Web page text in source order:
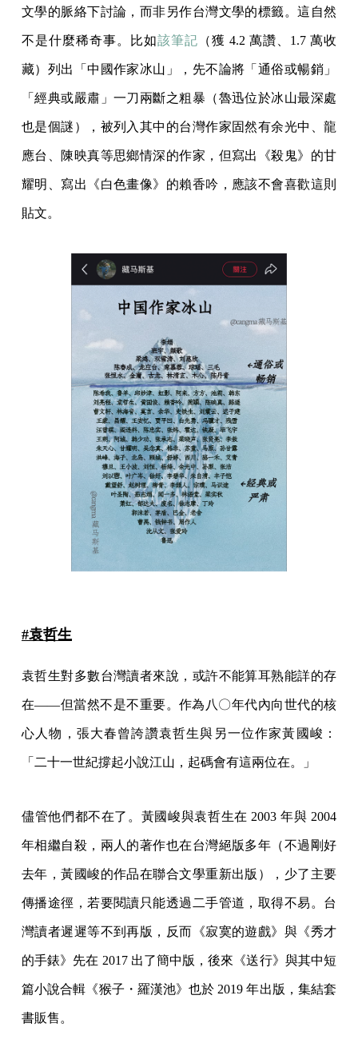
文學的脈絡下討論，而非另作台灣文學的標籤。這自然
不是什麼稀奇事。比如該筆記 （獲 4.2 萬讚、1.7 萬收
藏）列出「中國作家冰山」，先不論將「通俗或暢銷」
「經典或嚴肅」一刀兩斷之粗暴（魯迅位於冰山最深處
也是個謎），被列入其中的台灣作家固然有余光中、龍
應台、陳映真等思鄉情深的作家，但寫出《殺鬼》的甘
耀明、寫出《白色畫像》的賴香吟，應該不會喜歡這則
貼文。
#袁哲生
袁哲生對多數台灣讀者來說，或許不能算耳熟能詳的存
在——但當然不是不重要。作為八〇年代內向世代的核
心人物，張大春曾誇讚袁哲生與另一位作家黃國峻：
「二十一世紀撐起小說江山，起碼會有這兩位在。」
儘管他們都不在了。黃國峻與袁哲生在 2003 年與 2004
年相繼自殺，兩人的著作也在台灣絕版多年（不過剛好
去年，黃國峻的作品在聯合文學重新出版），少了主要
傳播途徑，若要閱讀只能透過二手管道，取得不易。台
灣讀者遲遲等不到再版，反而《寂寞的遊戲》與《秀才
的手錶》先在 2017 出了簡中版，後來《送行》與其中短
篇小說合輯《猴子・羅漢池》也於 2019 年出版，集結套
書販售。